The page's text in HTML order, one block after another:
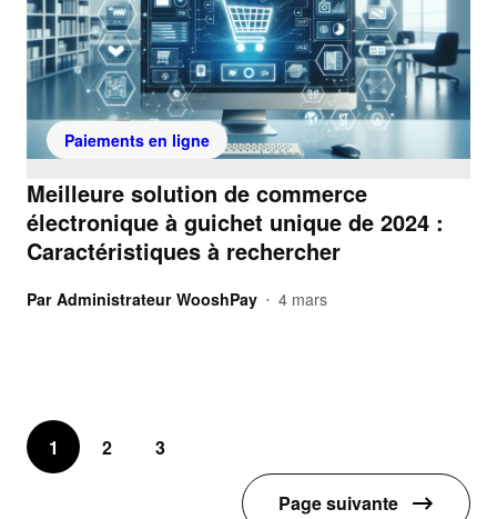
Paiements en ligne
Meilleure solution de commerce
électronique à guichet unique de 2024 :
Caractéristiques à rechercher
Par Administrateur WooshPay • 4 mars
1 2 3
Page suivante